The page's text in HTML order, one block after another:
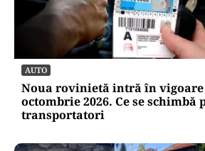
AUTO
Noua rovinietă intră în vigoare
octombrie 2026. Ce se schimbă
transportatori